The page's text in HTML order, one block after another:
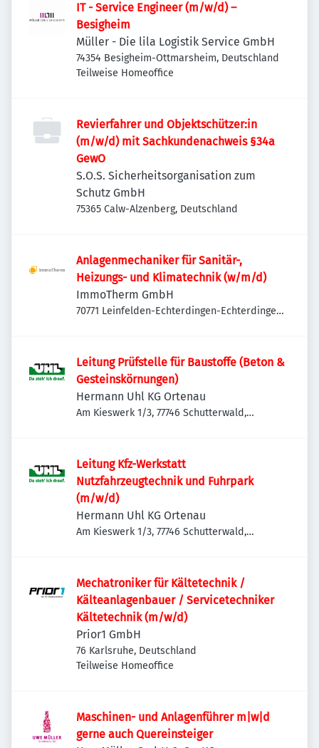
IT - Service Engineer (m/w/d) –
Besigheim
Müller - Die lila Logistik Service GmbH
74354 Besigheim-Ottmarsheim, Deutschland
Teilweise Homeoffice
Revierfahrer und Objektschützer:in
(m/w/d) mit Sachkundenachweis §34a
GewO
S.O.S. Sicherheitsorganisation zum
Schutz GmbH
75365 Calw-Alzenberg, Deutschland
Anlagenmechaniker für Sanitär-,
Heizungs- und Klimatechnik (w/m/d)
ImmoTherm GmbH
70771 Leinfelden-Echterdingen-Echterdingen,
Leitung Prüfstelle für Baustoffe (Beton &
Gesteinskörnungen)
Hermann Uhl KG Ortenau
Am Kieswerk 1/3, 77746 Schutterwald,
Leitung Kfz-Werkstatt
Nutzfahrzeugtechnik und Fuhrpark
(m/w/d)
Hermann Uhl KG Ortenau
Am Kieswerk 1/3, 77746 Schutterwald,
Mechatroniker für Kältetechnik /
Kälteanlagenbauer / Servicetechniker
Kältetechnik (m/w/d)
Prior1 GmbH
76 Karlsruhe, Deutschland
Teilweise Homeoffice
Maschinen- und Anlagenführer m|w|d
gerne auch Quereinsteiger